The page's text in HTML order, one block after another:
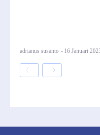
adrianus susanto - 16 Januari